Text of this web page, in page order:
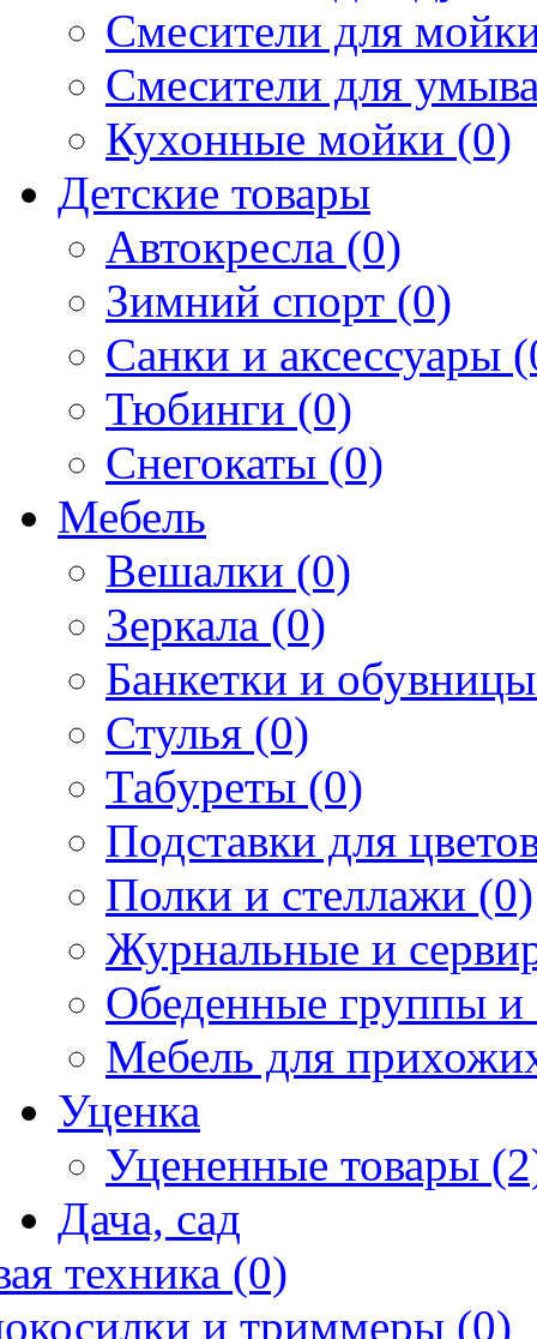
Смесители для
Смесители для
Кухонные мойки (0)
Детские товары
Автокресла (0)
Зимний спорт (0)
Санки и аксессуары
Тюбинги (0)
Снегокаты (0)
Мебель
Вешалки (0)
Зеркала (0)
Банкетки и
Стулья (0)
Табуреты (0)
Подставки для
Полки и стеллажи (0)
Журнальные и
Обеденные группы и
Мебель для
Уценка
Уцененные товары
Дача, сад
техника (0)
и триммеры (0)